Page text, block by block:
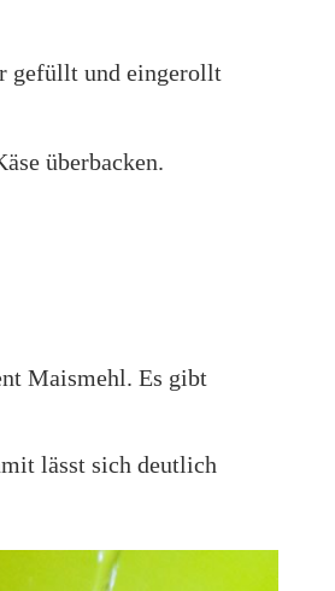
gefüllt und eingerollt
überbacken.
Maismehl. Es gibt
lässt sich deutlich